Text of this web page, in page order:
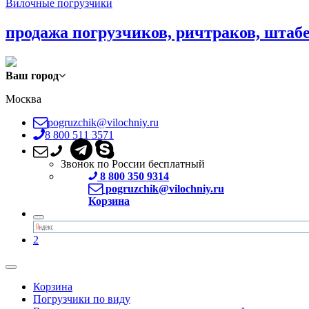
Вилочные погрузчики
продажа погрузчиков, ричтраков,
Ваш город
Москва
pogruzchik@vilochniy.ru
8 800 511 3571
Звонок по России бесплатный
8 800 350 9314
pogruzchik@vilochniy.ru
Корзина
2
Корзина
Погрузчики по виду